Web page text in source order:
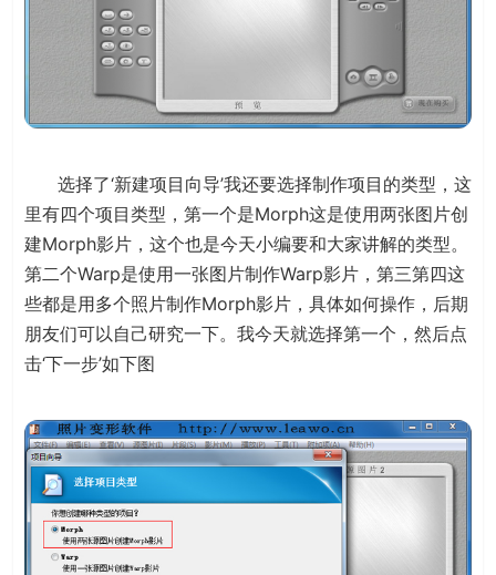
选择了‘新建项目向导’我还要选择制作项目的类型，这
里有四个项目类型，第一个是Morph这是使用两张图片创
建Morph影片，这个也是今天小编要和大家讲解的类型。
第二个Warp是使用一张图片制作Warp影片，第三第四这
些都是用多个照片制作Morph影片，具体如何操作，后期
朋友们可以自己研究一下。我今天就选择第一个，然后点
击‘下一步’如下图